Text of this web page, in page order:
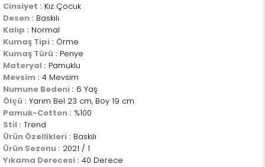
Cinsiyet : Kız Çocuk
Desen : Baskılı
Kalıp : Normal
Kumaş Tipi : Örme
Kumaş Türü : Penye
Materyal : Pamuklu
Mevsim : 4 Mevsim
Numune Bedeni : 6 Yaş
Ölçü : Yarım Bel 23 cm, Boy 19 cm
Pamuk-Cotton : %100
Stil : Trend
Ürün Özellikleri : Baskılı
Ürün Sezonu : 2021 / 1
Yıkama Derecesi : 40 Derece